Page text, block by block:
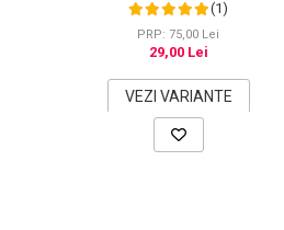
Sprancene Pline
(1)
PRP: 75,00 Lei
29,00 Lei
VEZI VARIANTE